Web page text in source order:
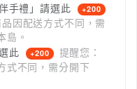
手禮」請選此
+200
因配送方式不同，需
島。
此
+200
提醒您：
式不同，需分開下